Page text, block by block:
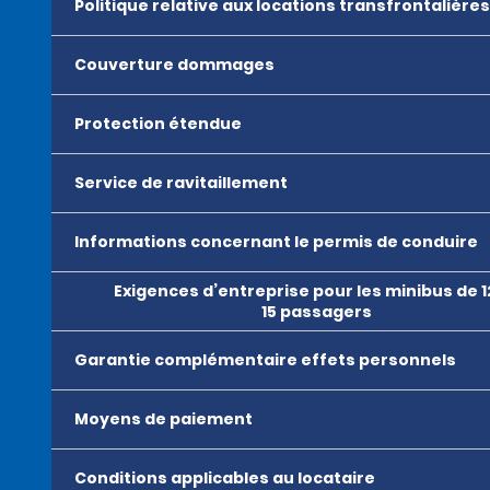
Politique relative aux locations transfrontalières
Couverture dommages
Protection étendue
Service de ravitaillement
Informations concernant le permis de conduire
Exigences d’entreprise pour les minibus de
15 passagers
Garantie complémentaire effets personnels
Moyens de paiement
Conditions applicables au locataire